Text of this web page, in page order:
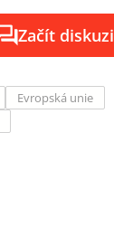
Začít diskuzi
Evropská unie